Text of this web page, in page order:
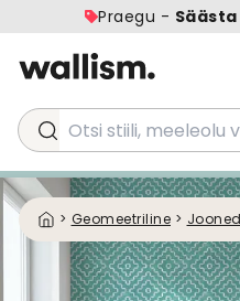
Praegu - Säästa
Otsi stiili, meeleolu või
> Geomeetriline > Jooned